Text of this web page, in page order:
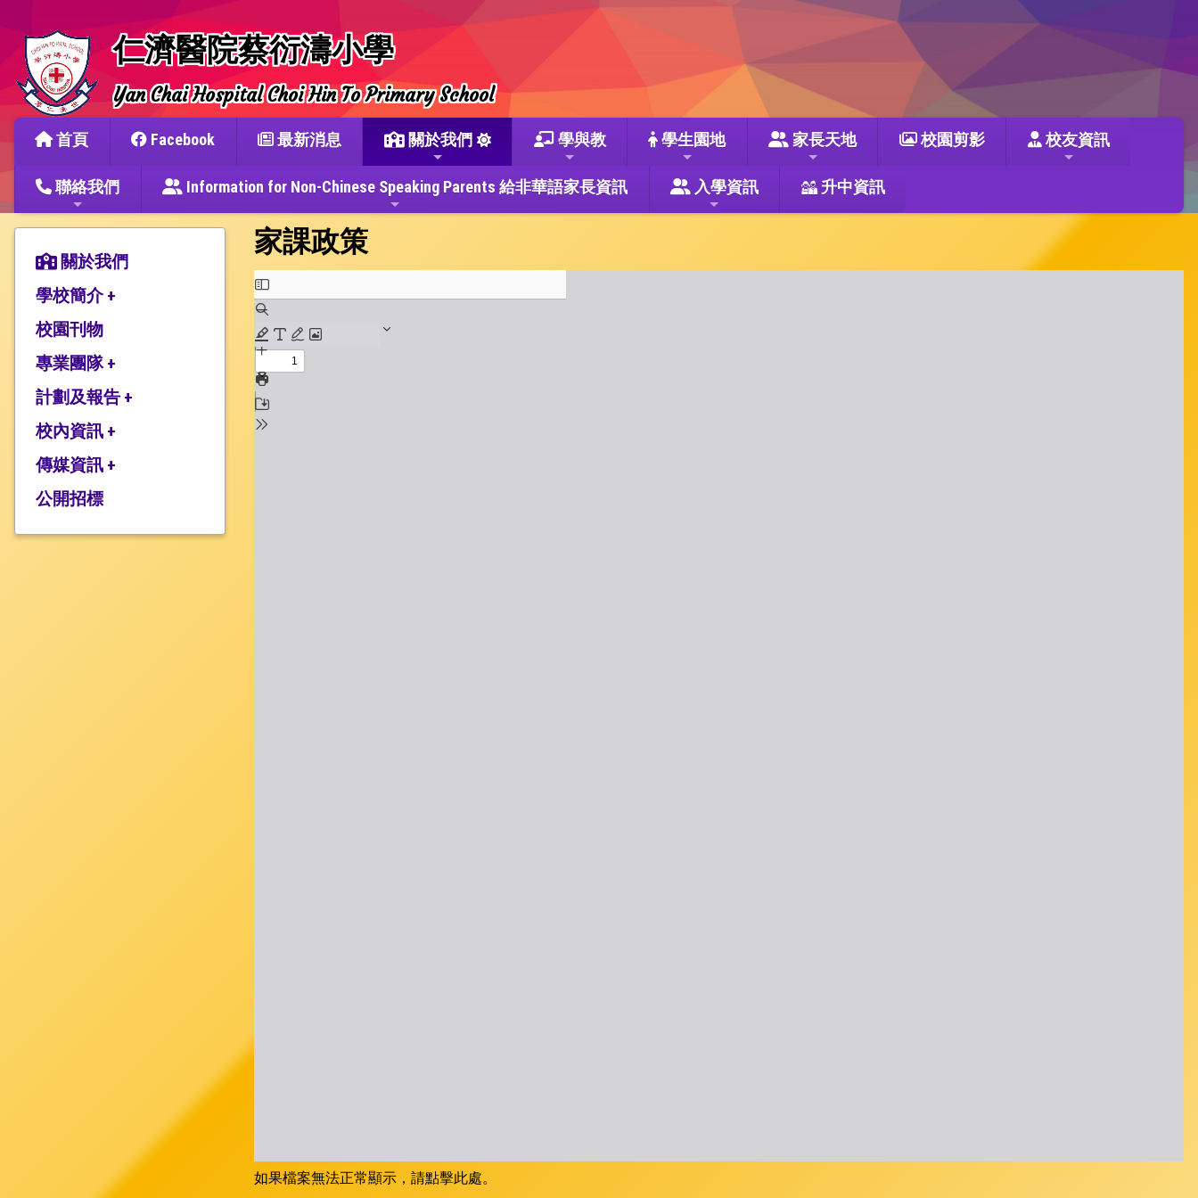
仁濟醫院蔡衍濤小學
Yan Chai Hospital Choi Hin To Primary School
首頁 Facebook 最新消息 關於我們 學與教 學生園地 家長天地 校園剪影 校友資訊
聯絡我們 Information for Non-Chinese Speaking Parents 給非華語家長資訊 入學資訊 升中資訊
關於我們
學校簡介 +
辦學宗旨與簡史
仁濟教育簡介
本校捐建人介紹
校監的話
校園刊物
專業團隊 +
教師團隊
行政架構
計劃及報告 +
2025-2026年度計劃
2024-2025年度報告
2024-2025年度計劃
校內資訊 +
學校設施
校服樣式
傳媒資訊 +
媒體報道
公開招標
家課政策
如果檔案無法正常顯示，請點擊此處。